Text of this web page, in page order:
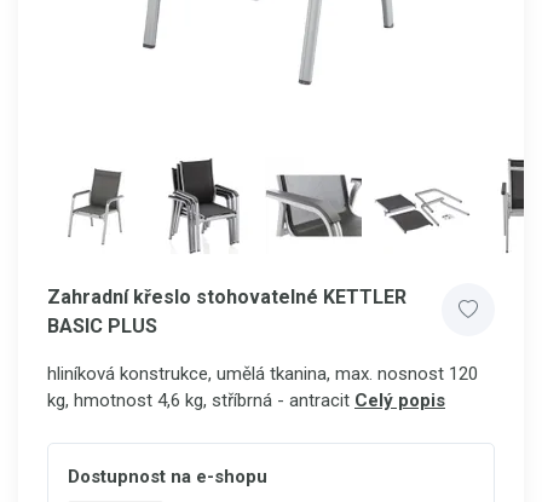
Zahradní křeslo stohovatelné KETTLER
BASIC PLUS
hliníková konstrukce, umělá tkanina, max. nosnost 120
kg, hmotnost 4,6 kg, stříbrná - antracit Celý popis
Dostupnost na e-shopu